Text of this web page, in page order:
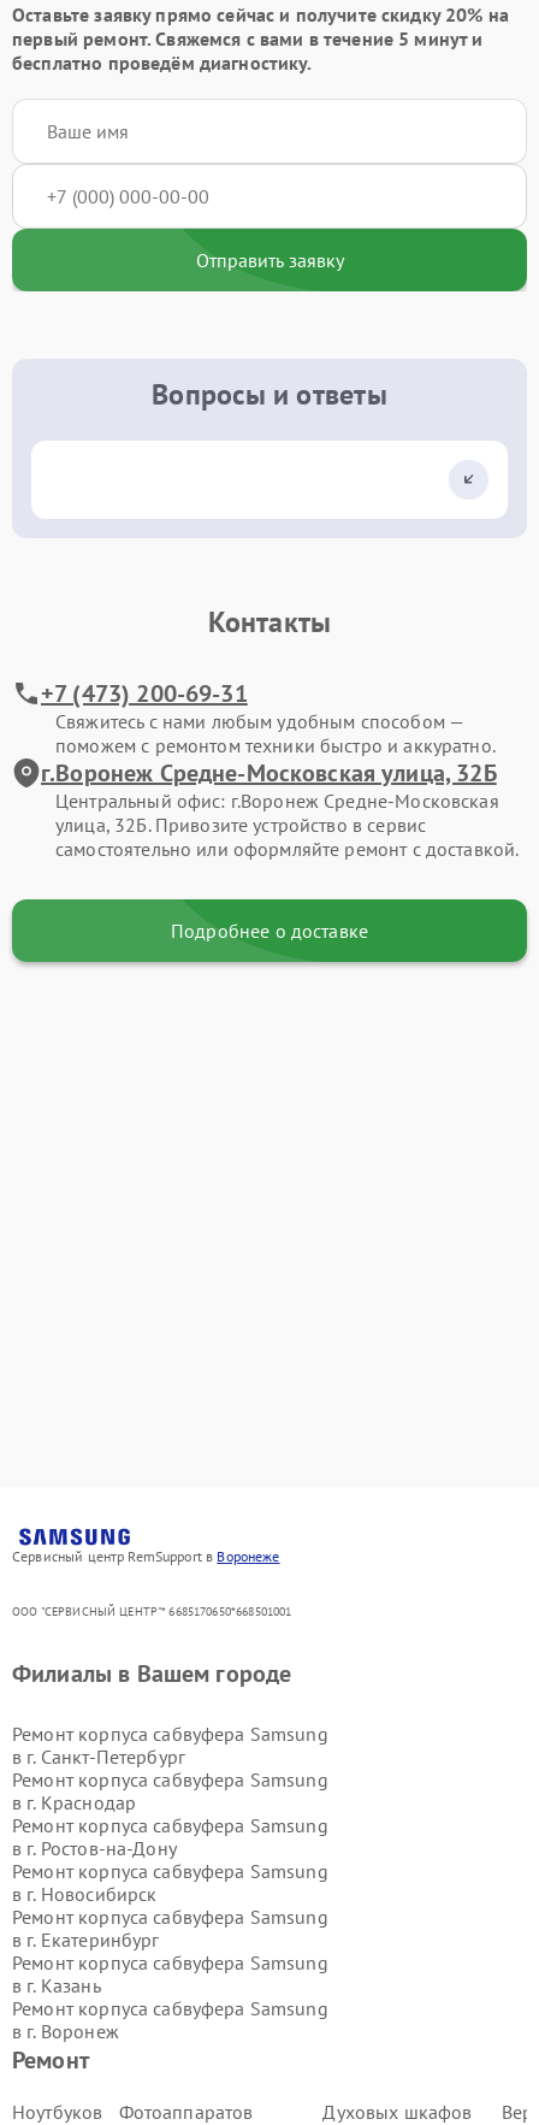
Оставьте заявкупрямо сейчас и получите скидку 20% на
первый ремонт. Свяжемся с вами в течение 5 минут и
бесплатно проведём диагностику.
Отправить заявку
Вопросы и ответы
Контакты
+7 (473) 200-69-31
Свяжитесь с нами любым удобным способом —
поможем с ремонтом техники быстро и аккуратно.
г.Воронеж Средне-Московская улица, 32Б
Центральный офис: г.Воронеж Средне-Московская
улица, 32Б. Привозите устройство в сервис
самостоятельно или оформляйте ремонт с доставкой.
Подробнее о доставке
Сервисный центр RemSupport в Воронеже
ООО "СЕРВИСНЫЙ ЦЕНТР"* 6685170650*668501001
Ремонт
Ноутбуков
Фотоаппаратов
Духовых шкафов
Филиалы в Вашем городе
Ремонт корпуса сабвуфера Samsung
в г. Санкт-Петербург
Ремонт корпуса сабвуфера Samsung
в г. Краснодар
Ремонт корпуса сабвуфера Samsung
в г. Ростов-на-Дону
Ремонт корпуса сабвуфера Samsung
в г. Новосибирск
Ремонт корпуса сабвуфера Samsung
в г. Екатеринбург
Ремонт корпуса сабвуфера Samsung
в г. Казань
Ремонт корпуса сабвуфера Samsung
в г. Воронеж
Ремонт корпуса сабвуфера Samsung
в г.Волгоград
Ремонт корпуса сабвуфера Samsung